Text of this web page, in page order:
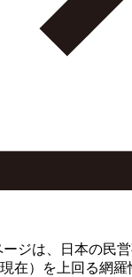
ジは、日本の民
在）を上回る網